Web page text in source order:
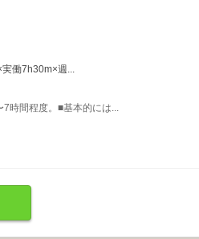
働7h30m×週...
間程度。■基本的には...